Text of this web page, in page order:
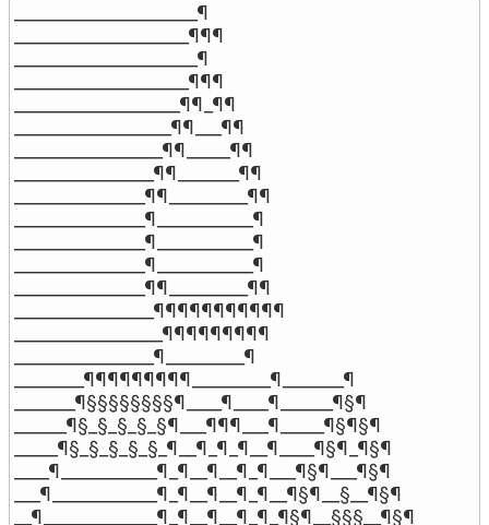
_____________________¶
____________________¶¶¶
_____________________¶
____________________¶¶¶
___________________¶¶_¶¶
__________________¶¶___¶¶
_________________¶¶_____¶¶
________________¶¶_______¶¶
_______________¶¶_________¶¶
_______________¶___________¶
_______________¶___________¶
_______________¶___________¶
_______________¶¶_________¶¶
________________¶¶¶¶¶¶¶¶¶¶¶
_________________¶¶¶¶¶¶¶¶¶
________________¶_________¶
________¶¶¶¶¶¶¶¶¶_________¶_______¶
_______¶§§§§§§§§¶____¶____¶______¶§¶
______¶§_§_§_§_§¶___¶¶¶___¶_____¶§¶§¶
_____¶§_§_§_§_§_¶__¶_¶_¶__¶____¶§¶_¶§¶
____¶___________¶_¶__¶__¶_¶___¶§¶___¶§¶
___¶____________¶_¶__¶__¶_¶__¶§¶__§__¶§¶
__¶_____________¶_¶__¶__¶_¶_¶§¶__§§§__¶§¶